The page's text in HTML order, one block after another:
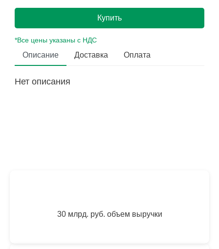
Купить
*Все цены указаны с НДС
Описание Доставка Оплата
Нет описания
30 млрд. руб. объем выручки